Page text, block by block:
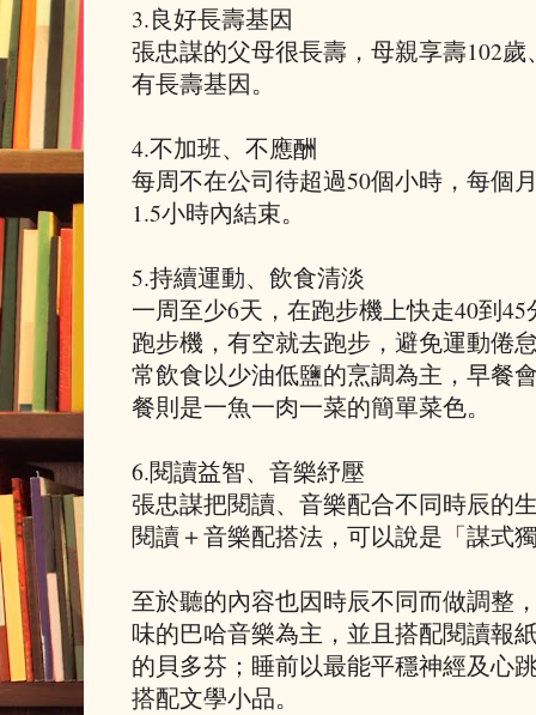
3.良好長壽基因
張忠謀的父母很長壽，母親享壽102
有長壽基因。
4.不加班、不應酬
每周不在公司待超過50個小時，每個
1.5小時內結束。
5.持續運動、飲食清淡
一周至少6天，在跑步機上快走40到
跑步機，有空就去跑步，避免運動倦
常飲食以少油低鹽的烹調為主，早餐
餐則是一魚一肉一菜的簡單菜色。
6.閱讀益智、音樂紓壓
張忠謀把閱讀、音樂配合不同時辰的
閱讀＋音樂配搭法，可以說是「謀式
至於聽的內容也因時辰不同而做調整
味的巴哈音樂為主，並且搭配閱讀報
的貝多芬；睡前以最能平穩神經及心
搭配文學小品。